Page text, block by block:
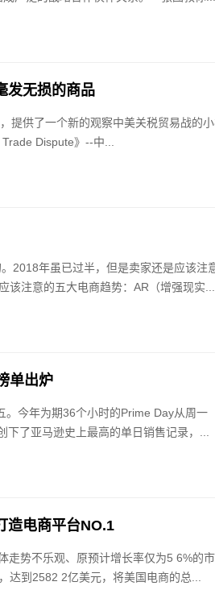
发无损的商品
提供了一个新的观察中美关税贸易战的
Dispute》--中...
2018年虽已过半，但是卖家还是应该注
注意的五大电商趋势：AR（增强现实...
单出炉
今年为期36个小时的Prime Day从周一
了亚马逊史上最高的单日销售记录，...
造电商平台NO.1
走势不乐观、原预计增长率仅为5 6%的
达到2582 2亿美元，将美国电商的总...